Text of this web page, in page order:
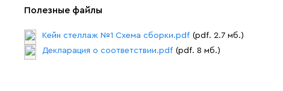
Полезные файлы
Кейн стеллаж №1 Схема сборки.pdf (pdf. 2.7 мб.)
Декларация о соответствии.pdf (pdf. 8 мб.)